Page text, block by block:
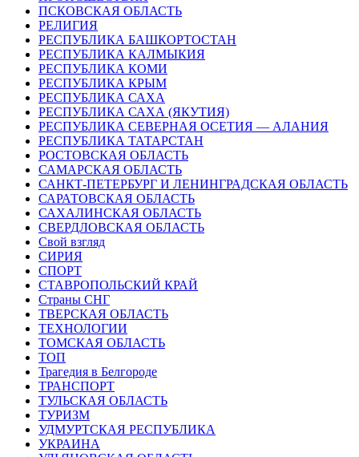
ПСКОВСКАЯ ОБЛАСТЬ
РЕЛИГИЯ
РЕСПУБЛИКА БАШКОРТОСТАН
РЕСПУБЛИКА КАЛМЫКИЯ
РЕСПУБЛИКА КОМИ
РЕСПУБЛИКА КРЫМ
РЕСПУБЛИКА САХА
РЕСПУБЛИКА САХА (ЯКУТИЯ)
РЕСПУБЛИКА СЕВЕРНАЯ ОСЕТИЯ — АЛАНИЯ
РЕСПУБЛИКА ТАТАРСТАН
РОСТОВСКАЯ ОБЛАСТЬ
САМАРСКАЯ ОБЛАСТЬ
САНКТ-ПЕТЕРБУРГ И ЛЕНИНГРАДСКАЯ ОБЛАСТЬ
САРАТОВСКАЯ ОБЛАСТЬ
САХАЛИНСКАЯ ОБЛАСТЬ
СВЕРДЛОВСКАЯ ОБЛАСТЬ
Свой взгляд
СИРИЯ
СПОРТ
СТАВРОПОЛЬСКИЙ КРАЙ
Страны СНГ
ТВЕРСКАЯ ОБЛАСТЬ
ТЕХНОЛОГИИ
ТОМСКАЯ ОБЛАСТЬ
ТОП
Трагедия в Белгороде
ТРАНСПОРТ
ТУЛЬСКАЯ ОБЛАСТЬ
ТУРИЗМ
УДМУРТСКАЯ РЕСПУБЛИКА
УКРАИНА